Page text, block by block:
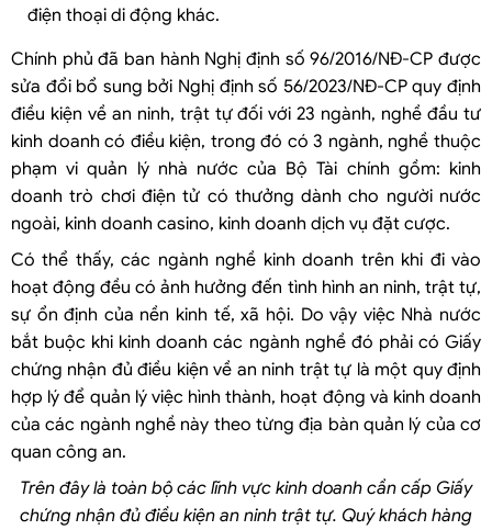
điện thoại di động khác.
Chính phủ đã ban hành Nghị định số 96/2016/NĐ-CP được
sửa đổi bổ sung bởi Nghị định số 56/2023/NĐ-CP quy định
điều kiện về an ninh, trật tự đối với 23 ngành, nghề đầu tư
kinh doanh có điều kiện, trong đó có 3 ngành, nghề thuộc
phạm vi quản lý nhà nước của Bộ Tài chính gồm: kinh
doanh trò chơi điện tử có thưởng dành cho người nước
ngoài, kinh doanh casino, kinh doanh dịch vụ đặt cược.
Có thể thấy, các ngành nghề kinh doanh trên khi đi vào
hoạt động đều có ảnh hưởng đến tình hình an ninh, trật tự,
sự ổn định của nền kinh tế, xã hội. Do vậy việc Nhà nước
bắt buộc khi kinh doanh các ngành nghề đó phải có Giấy
chứng nhận đủ điều kiện về an ninh trật tự là một quy định
hợp lý để quản lý việc hình thành, hoạt động và kinh doanh
của các ngành nghề này theo từng địa bàn quản lý của cơ
quan công an.
Trên đây là toàn bộ các lĩnh vực kinh doanh cần cấp Giấy
chứng nhận đủ điều kiện an ninh trật tự. Quý khách hàng